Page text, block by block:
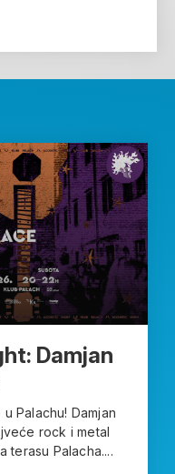
Damjan
Palachu! Damjan
rock i metal
terasu Palacha....